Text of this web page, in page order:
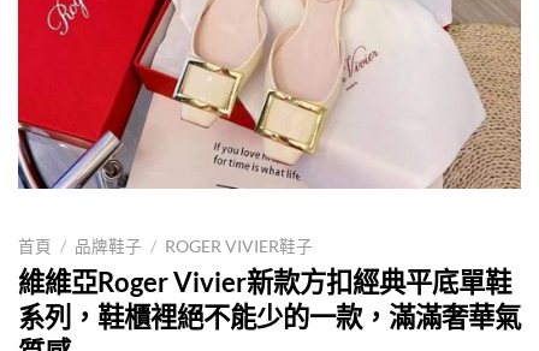
首頁 / 品牌鞋子 / ROGER VIVIER鞋子
維維亞Roger Vivier新款方扣經典平底單鞋
系列，鞋櫃裡絕不能少的一款，滿滿奢華氣